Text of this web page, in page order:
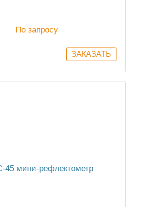
По запросу
45 мини-рефлектометр